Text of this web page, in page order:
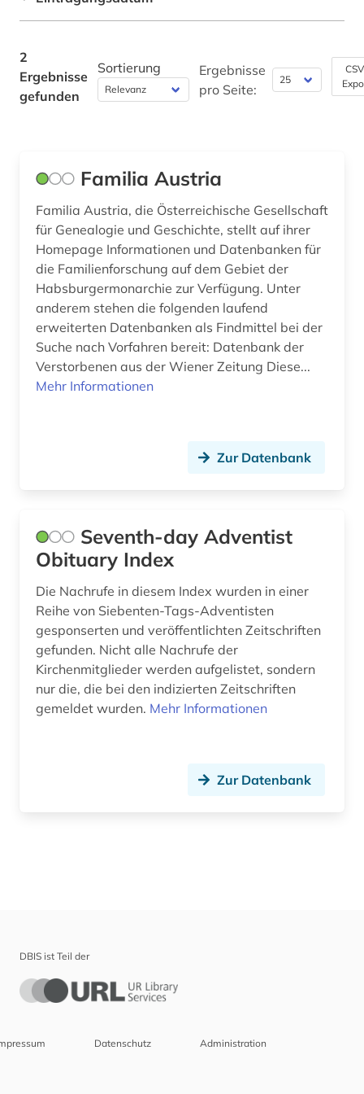
Physik (0)
Politologie (0)
Slavistik (0)
Soziologie (0)
Sport (0)
Technik (0)
Theologie und Religionswissenschaften (1)
Museumswesen (0)
2
Ergebnisse
gefunden
Sortierung
Ergebnisse
pro Seite:
Familia Austria
Familia Austria, die Österreichische Gesellschaft
für Genealogie und Geschichte, stellt auf ihrer
Homepage Informationen und Datenbanken für
die Familienforschung auf dem Gebiet der
Habsburgermonarchie zur Verfügung. Unter
anderem stehen die folgenden laufend
erweiterten Datenbanken als Findmittel bei der
Suche nach Vorfahren bereit: Datenbank der
Verstorbenen aus der Wiener Zeitung Diese...
Mehr Informationen
Zur Datenbank
Seventh-day Adventist
Obituary Index
Die Nachrufe in diesem Index wurden in einer
Reihe von Siebenten-Tags-Adventisten
gesponserten und veröffentlichten Zeitschriften
gefunden. Nicht alle Nachrufe der
Kirchenmitglieder werden aufgelistet, sondern
nur die, die bei den indizierten Zeitschriften
gemeldet wurden. Mehr Informationen
Zur Datenbank
DBIS ist Teil der
Datenschutz Administration